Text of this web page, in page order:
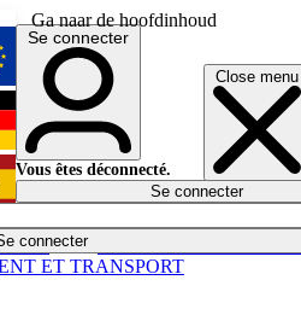
Ga naar de hoofdinhoud
Close menu
connecter
English
Deutsch
Español
Se connecter
Vous êtes déconnecté.
Se connecter
ET TRANSPORT